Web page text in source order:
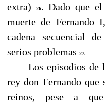
extra)
26. Dado que el
muerte de Fernando
cadena secuencial
serios problemas 27.
Los episodios de
rey don Fernando
reinos, pese a